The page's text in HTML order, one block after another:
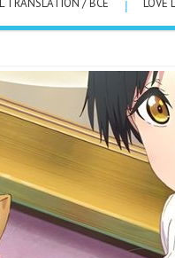
TRANSLATION / ВСЕ LOVE